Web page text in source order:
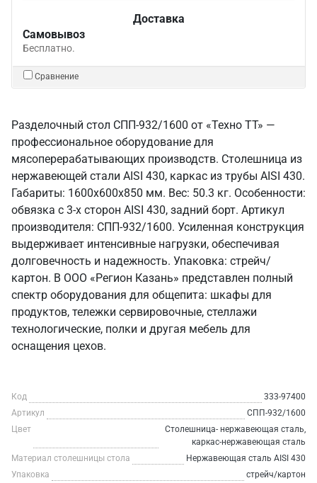
Доставка
Самовывоз
Бесплатно.
Сравнение
Разделочный стол СПП-932/1600 от «Техно ТТ» —
профессиональное оборудование для
мясоперерабатывающих производств. Столешница из
нержавеющей стали AISI 430, каркас из трубы AISI 430.
Габариты: 1600x600x850 мм. Вес: 50.3 кг. Особенности:
обвязка с 3-х сторон AISI 430, задний борт. Артикул
производителя: СПП-932/1600. Усиленная конструкция
выдерживает интенсивные нагрузки, обеспечивая
долговечность и надежность. Упаковка: стрейч/
картон. В ООО «Регион Казань» представлен полный
спектр оборудования для общепита: шкафы для
продуктов, тележки сервировочные, стеллажи
технологические, полки и другая мебель для
оснащения цехов.
Код
333-97400
Артикул
СПП-932/1600
Цвет
Столешница- нержавеющая сталь,
каркас-нержавеющая сталь
Материал столешницы стола
Нержавеющая сталь AISI 430
Упаковка
стрейч/картон